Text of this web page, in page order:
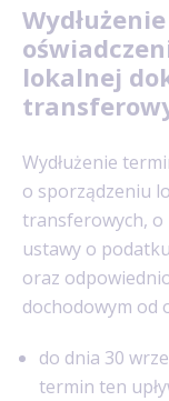
lokalnej
Wydłużenie
o sporządzeniu
transferowych, o
ustawy o
oraz
dochodowym od
do dnia 30
termin ten